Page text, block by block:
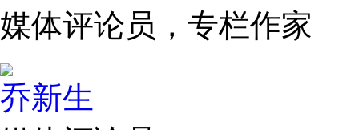
媒体评论员，专栏作家
乔新生